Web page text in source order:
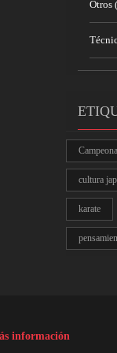
Otros
cultura
karate
información